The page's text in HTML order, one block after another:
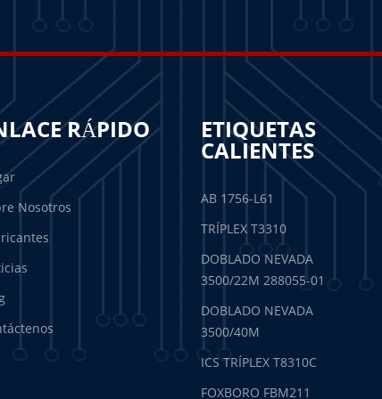
RÁPIDO
Nosotros
ETIQUETAS
CALIENTES
AB 1756-L61
TRÍPLEX T3310
DOBLADO NEVADA
3500/22M 288055-01
DOBLADO NEVADA
3500/40M
ICS TRÍPLEX T8310C
FOXBORO FBM211